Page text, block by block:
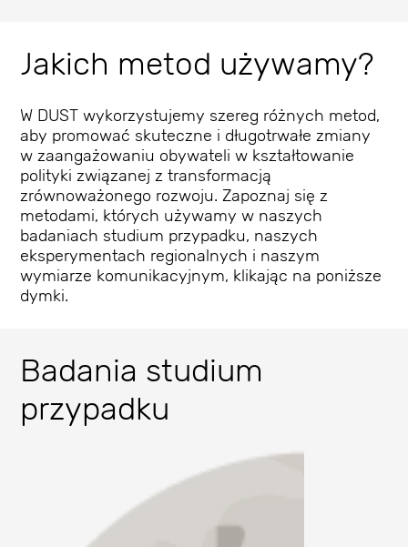
Jakich metod używamy?
W DUST wykorzystujemy szereg różnych metod,
aby promować skuteczne i długotrwałe zmiany
w zaangażowaniu obywateli w kształtowanie
polityki związanej z transformacją
zrównoważonego rozwoju. Zapoznaj się z
metodami, których używamy w naszych
badaniach studium przypadku, naszych
eksperymentach regionalnych i naszym
wymiarze komunikacyjnym, klikając na poniższe
dymki.
Badania studium
przypadku